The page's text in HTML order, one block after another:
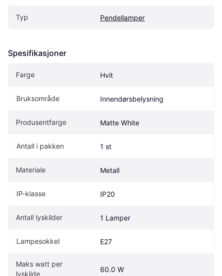
Typ Pendellamper
Spesifikasjoner
Farge Hvit
Bruksområde Innendørsbelysning
Produsentfarge Matte White
Antall i pakken 1 st
Materiale Metall
IP-klasse IP20
Antall lyskilder 1 Lamper
Lampesokkel E27
Maks watt per
lyskilde
60.0 W